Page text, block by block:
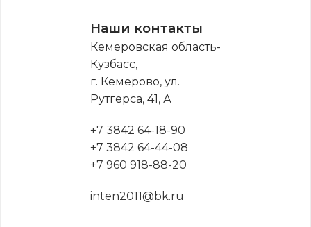
Наши контакты
Кемеровская область-
Кузбасс,
г. Кемерово, ул.
Рутгерса, 41, А
+7 3842 64-18-90
+7 3842 64-44-08
+7 960 918-88-20
inten2011@bk.ru